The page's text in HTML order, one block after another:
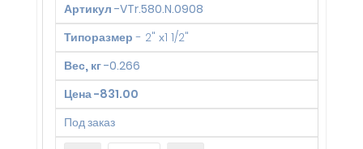
Артикул -VTr.580.N.0908
Типоразмер - 2" х1 1/2"
Вес, кг-0.266
Цена-831.00
Под заказ